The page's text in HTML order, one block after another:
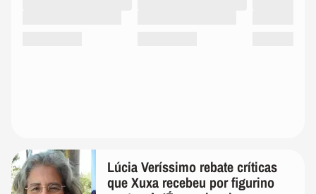
Lúcia Veríssimo rebate críticas
que Xuxa recebeu por figurino